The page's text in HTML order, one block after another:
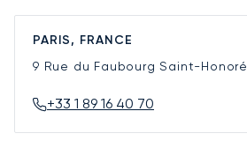
PARIS, FRANCE
9 Rue du Faubourg Saint-Honoré
+33 1 89 16 40 70